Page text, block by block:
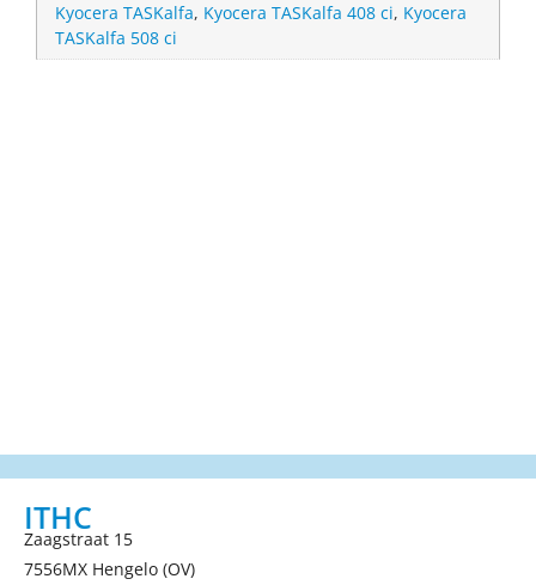
Kyocera TASKalfa, Kyocera TASKalfa 408 ci, Kyocera
TASKalfa 508 ci
ITHC
Zaagstraat 15
7556MX Hengelo (OV)